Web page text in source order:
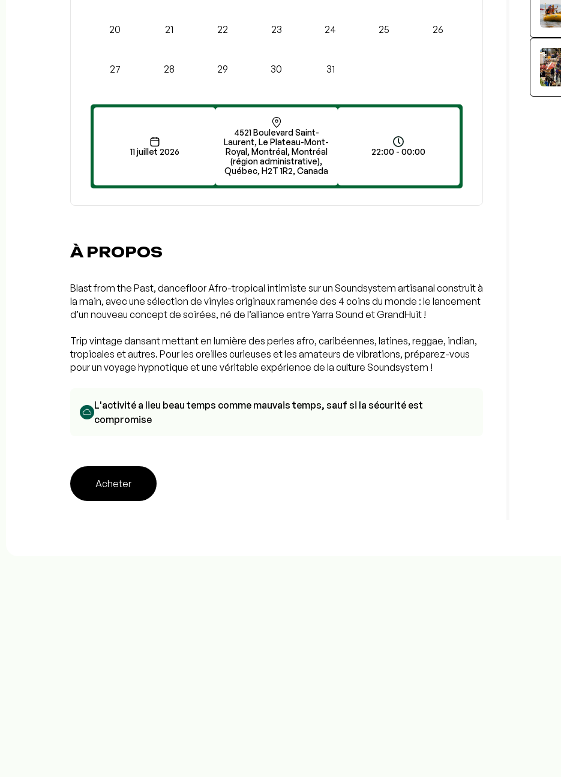
20 21 22 23 24 25 26
27 28 29 30 31
11 juillet 2026
4521 Boulevard Saint-
Laurent, Le Plateau-Mont-
Royal, Montréal, Montréal
(région administrative),
Québec, H2T 1R2, Canada
22:00 - 00:00
À PROPOS
Blast from the Past, dancefloor Afro-tropical intimiste sur un Soundsystem artisanal construit à
la main, avec une sélection de vinyles originaux ramenée des 4 coins du monde : le lancement
d’un nouveau concept de soirées, né de l’alliance entre Yarra Sound et GrandHuit !
Trip vintage dansant mettant en lumière des perles afro, caribéennes, latines, reggae, indian,
tropicales et autres. Pour les oreilles curieuses et les amateurs de vibrations, préparez-vous
pour un voyage hypnotique et une véritable expérience de la culture Soundsystem !
L'activité a lieu beau temps comme mauvais temps, sauf si la sécurité est
compromise
Acheter